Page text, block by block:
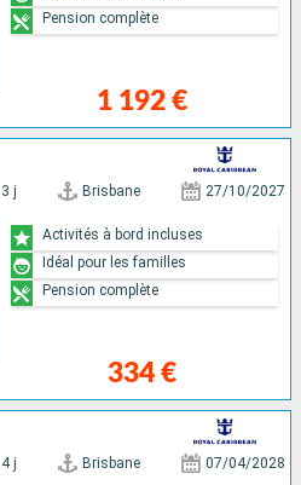
1 192 €
Pension complète
3 j Brisbane 27/10/2027
334 €
Activités à bord incluses
Idéal pour les familles
Pension complète
4 j Brisbane 07/04/2028